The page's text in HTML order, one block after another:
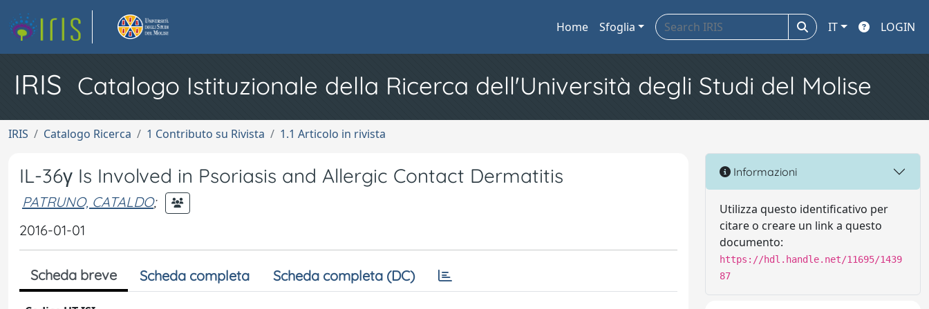
Home Sfoglia IT LOGIN
IRIS Catalogo Istituzionale della Ricerca dell'Università degli Studi del Molise
IRIS Catalogo Ricerca 1 Contributo su Rivista 1.1 Articolo in rivista
IL-36γ Is Involved in Psoriasis and Allergic Contact Dermatitis
PATRUNO, CATALDO;
2016-01-01
Scheda breve Scheda completa Scheda completa (DC)
Informazioni
Utilizza questo identificativo per
citare o creare un link a questo
documento:
https://hdl.handle.net/11695/1439
87